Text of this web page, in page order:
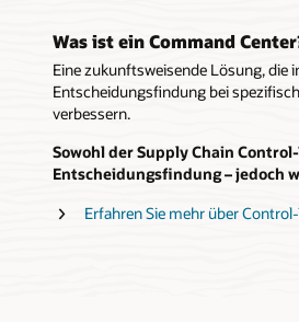
Was ist ein Command
Eine zukunftsweisende Lösung,
Entscheidungsfindung bei
verbessern.
Sowohl der Supply Chain
Entscheidungsfindung – jedoch
Erfahren Sie mehr über